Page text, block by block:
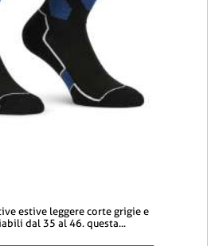
dal 35 al 46. questa...